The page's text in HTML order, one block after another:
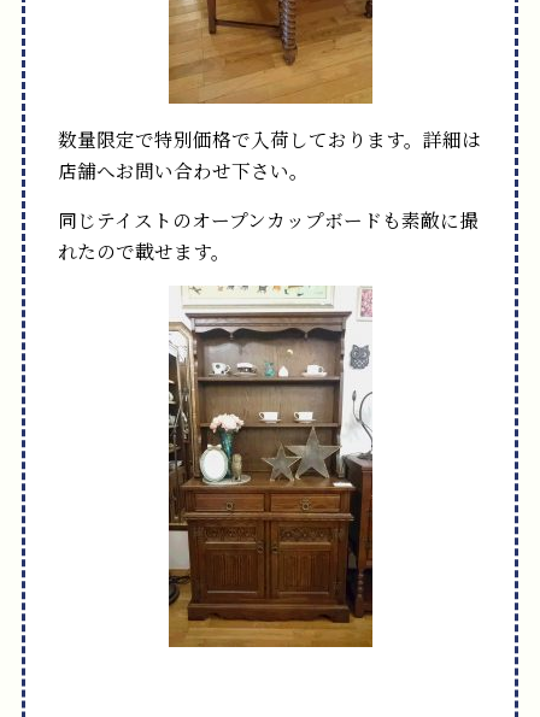
数量限定で特別価格で入荷しております。詳細は
店舗へお問い合わせ下さい。
同じテイストのオープンカップボードも素敵に撮
れたので載せます。